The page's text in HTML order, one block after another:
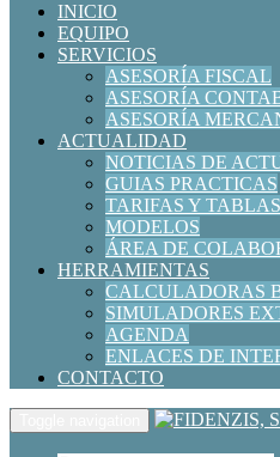
INICIO
EQUIPO
SERVICIOS
ASESORÍA FISCAL
ASESORÍA
ASESORÍA
ACTUALIDAD
NOTICIAS DE
GUIAS PRACTICAS
TARIFAS Y TABLAS
MODELOS
ÁREA DE
HERRAMIENTAS
CALCULADORAS
SIMULADORES
AGENDA
ENLACES DE
CONTACTO